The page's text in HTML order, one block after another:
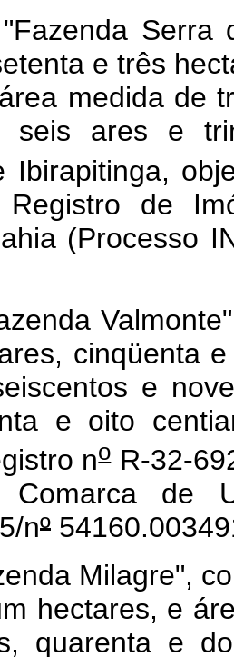
Serra de
e três
medida de
seis ares e
Ibirapitinga,
de
(Processo
Valmonte",
cinqüenta
e
e oito
noR-32-
Comarca de
nº
Milagre",
hectares, e
quarenta e